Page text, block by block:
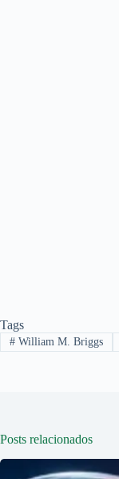
Tags
#William M. Briggs
Posts relacionados